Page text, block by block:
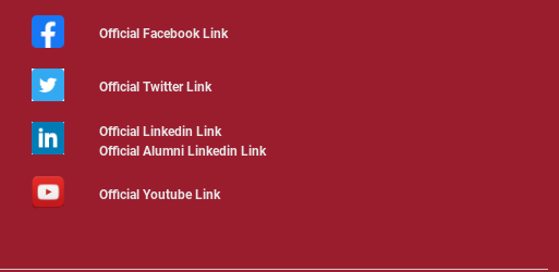
Official Facebook Link
Official Twitter Link
Official Linkedin Link
Official Alumni Linkedin Link
Official Youtube Link